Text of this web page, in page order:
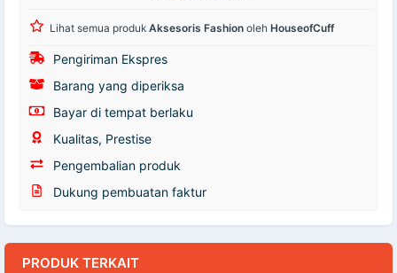
Lihat semua produk Aksesoris Fashion oleh HouseofCuff
Pengiriman Ekspres
Barang yang diperiksa
Bayar di tempat berlaku
Kualitas, Prestise
Pengembalian produk
Dukung pembuatan faktur
PRODUK TERKAIT